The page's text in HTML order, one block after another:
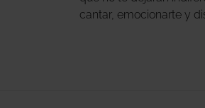
cantar, emocionarte y